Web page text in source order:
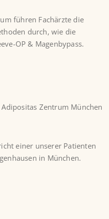
führen Fachärzte die
durch, wie die
OP & Magenbypass.
Zentrum München
einer unserer Patienten
in München.